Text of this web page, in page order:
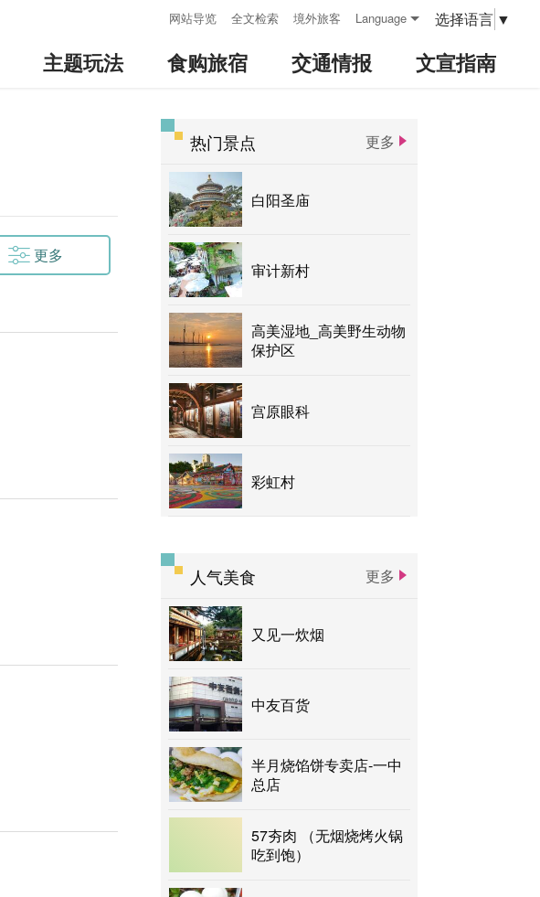
网站导览 全文检索 境外旅客 Language 选择语言 ▼
主题玩法 食购旅宿 交通情报 文宣指南
更多
热门景点 更多
白阳圣庙
审计新村
高美湿地_高美野生动物
保护区
宫原眼科
彩虹村
人气美食 更多
又见一炊烟
中友百货
半月烧馅饼专卖店-一中
总店
57夯肉 （无烟烧烤火锅
吃到饱）